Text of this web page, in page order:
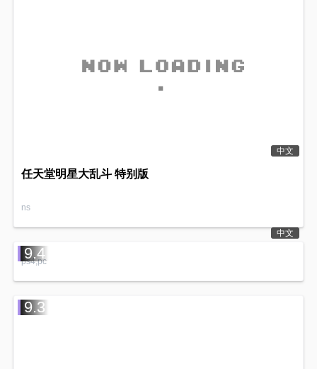
中文
任天堂明星大乱斗 特别版
ns
9.4
中文
ps4,pc
9.3